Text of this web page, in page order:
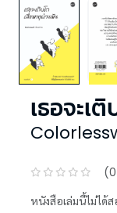
เธอจะเ
(0
หนังสือเล่มนี้ไม่ได้